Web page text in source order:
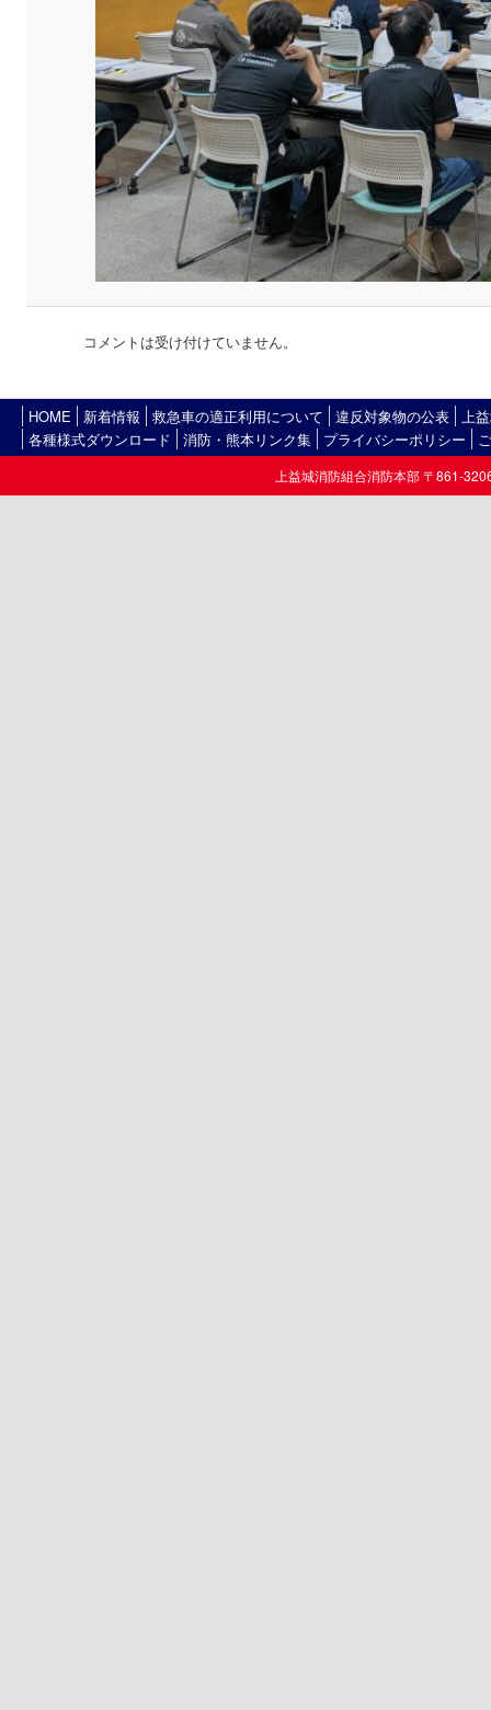
コメントは受け付けていません。
HOME 新着情報 救急車の適正利用について 違反対象物の公表 上
各種様式ダウンロード
消防・熊本リンク集 プライバシーポリシー
上益城消防組合消防本部 〒861-